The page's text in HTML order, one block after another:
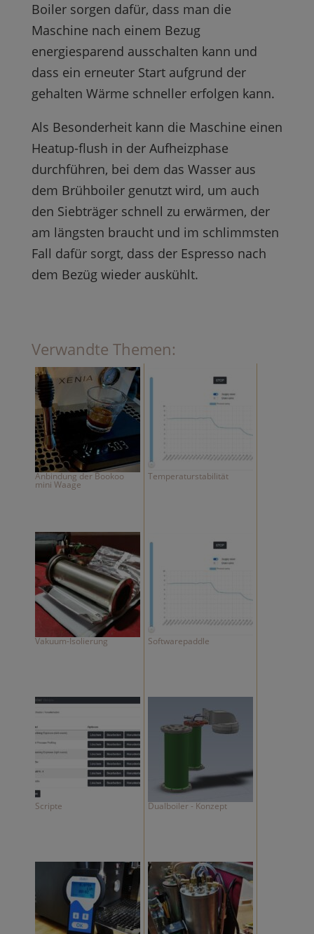
Boiler sorgen dafür, dass man die
Maschine nach einem Bezug
energiesparend ausschalten kann und
dass ein erneuter Start aufgrund der
gehalten Wärme schneller erfolgen kann.
Als Besonderheit kann die Maschine einen
Heatup-flush in der Aufheizphase
durchführen, bei dem das Wasser aus
dem Brühboiler genutzt wird, um auch
den Siebträger schnell zu erwärmen, der
am längsten braucht und im schlimmsten
Fall dafür sorgt, dass der Espresso nach
dem Bezüg wieder auskühlt.
Verwandte Themen:
Anbindung der Bookoo
mini Waage
Temperaturstabilität
Vakuum-Isolierung Softwarepaddle
Scripte Dualboiler - Konzept